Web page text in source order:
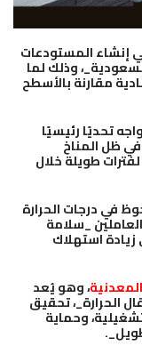
إنشاء المستودعات
وذلك لما
مقارنة بالأسطح
تحديًا رئيسيًا
ظل المناخ
طويلة خلال
في درجات الحرارة
_سلامة
زيادة استهلاك
، وهو يُعد
الحرارة_، تحقيق
وحماية